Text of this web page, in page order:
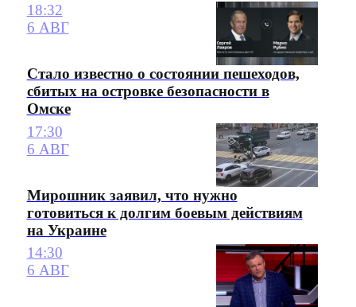
18:32
6 АВГ
Стало известно о состоянии пешеходов,
сбитых на островке безопасности в
Омске
17:30
6 АВГ
Мирошник заявил, что нужно
готовиться к долгим боевым действиям
на Украине
14:30
6 АВГ